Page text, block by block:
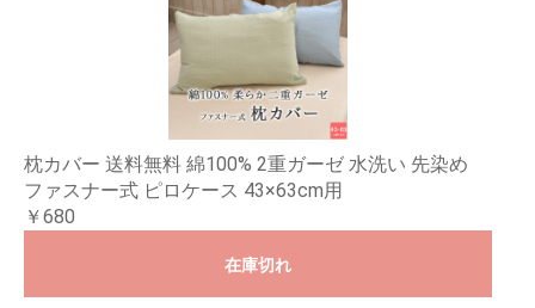
枕カバー 送料無料 綿100% 2重ガーゼ 水洗い 先染め
ファスナー式 ピロケース 43×63cm用
￥680
在庫切れ